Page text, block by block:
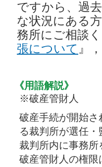
ですから、過
な状況にある
務所にご相談
張について 』
《用語解説》
※破産管財人
破産手続が開始
る裁判所が選任
裁判所内に事務
破産管財人の権